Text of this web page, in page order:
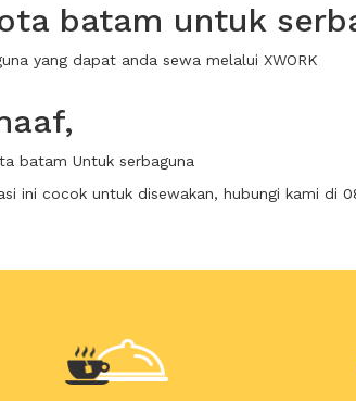
batam untuk
yang dapat anda sewa melalui XWORK
batam Untuk serbaguna
ini cocok untuk disewakan, hubungi kami di